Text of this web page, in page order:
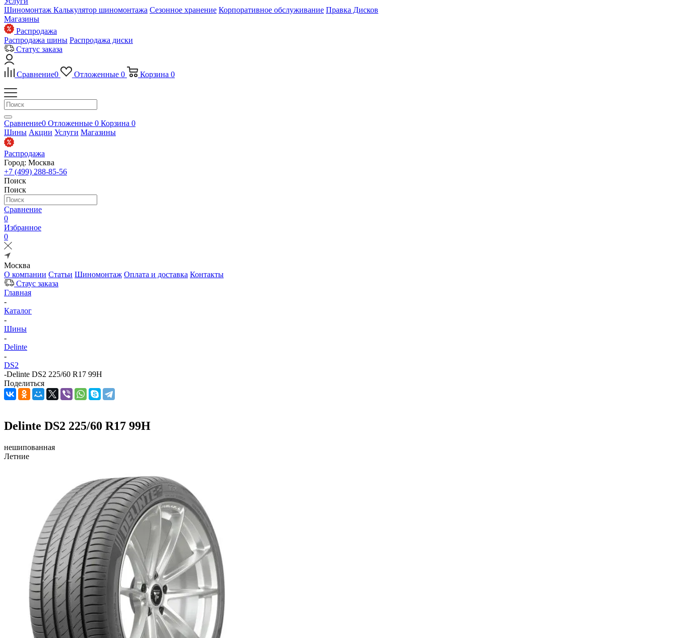
Шиномонтаж Калькулятор шиномонтажа Сезонное хранение Корпоративное обслуживание Правка Дисков
Магазины
Распродажа
Распродажа шины Распродажа диски
Статус заказа
Сравнение0 Отложенные 0 Корзина 0
Сравнение0 Отложенные 0 Корзина 0
Шины Акции Услуги Магазины
Распродажа
Город: Москва
+7 (499) 288-85-56
Поиск
Поиск
Сравнение
0
Избранное
0
Москва
О компании Статьи Шиномонтаж Оплата и доставка Контакты
Стаус заказа
Главная
-
Каталог
-
Шины
-
Delinte
-
DS2
-Delinte DS2 225/60 R17 99H
Поделиться
Delinte DS2 225/60 R17 99H
нешипованная
Летние